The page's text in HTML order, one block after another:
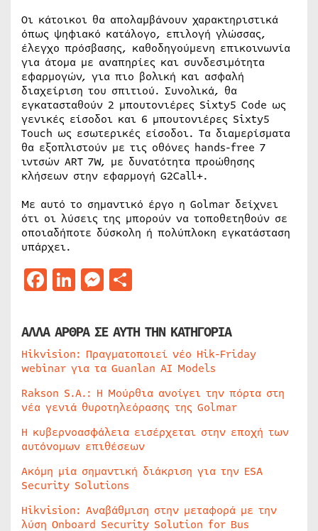
Οι κάτοικοι θα απολαμβάνουν χαρακτηριστικά
όπως ψηφιακό κατάλογο, επιλογή γλώσσας,
έλεγχο πρόσβασης, καθοδηγούμενη επικοινωνία
για άτομα με αναπηρίες και συνδεσιμότητα
εφαρμογών, για πιο βολική και ασφαλή
διαχείριση του σπιτιού. Συνολικά, θα
εγκατασταθούν 2 μπουτονιέρες Sixty5 Code ως
γενικές είσοδοι και 6 μπουτονιέρες Sixty5
Touch ως εσωτερικές είσοδοι. Τα διαμερίσματα
θα εξοπλιστούν με τις οθόνες hands-free 7
ιντσών ART 7W, με δυνατότητα προώθησης
κλήσεων στην εφαρμογή G2Call+.
Με αυτό το σημαντικό έργο η Golmar δείχνει
ότι οι λύσεις της μπορούν να τοποθετηθούν σε
οποιαδήποτε δύσκολη ή πολύπλοκη εγκατάσταση
υπάρχει.
Facebook
LinkedIn
Messenger
ΑΛΛΑ ΑΡΘΡΑ ΣΕ ΑΥΤΗ ΤΗΝ ΚΑΤΗΓΟΡΙΑ
Hikvision: Πραγματοποιεί νέο Hik-Friday
webinar για τα Guanlan AI Models
Rakson S.A.: Η Μούρθια ανοίγει την πόρτα στη
νέα γενιά θυροτηλεόρασης της Golmar
Η κυβερνοασφάλεια εισέρχεται στην εποχή των
αυτόνομων επιθέσεων
Ακόμη μία σημαντική διάκριση για την ESA
Security Solutions
Hikvision: Αναβάθμιση στην μεταφορά με την
λύση Onboard Security Solution for Bus